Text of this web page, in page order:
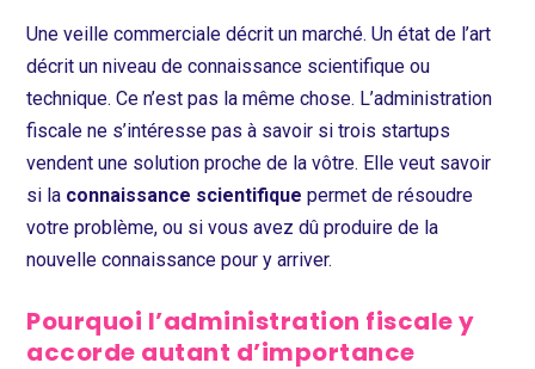
Une veille commerciale décrit un marché. Un état de l’art
décrit un niveau de connaissance scientifique ou
technique. Ce n’est pas la même chose. L’administration
fiscale ne s’intéresse pas à savoir si trois startups
vendent une solution proche de la vôtre. Elle veut savoir
si la connaissance scientifique permet de résoudre
votre problème, ou si vous avez dû produire de la
nouvelle connaissance pour y arriver.
Pourquoi l’administration fiscale y
accorde autant d’importance